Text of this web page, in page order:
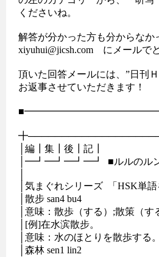
くださいね。
解答が分かった方も分からなか
xiyuhui@jicsh.com　にメール
頂いた回答メールには、”日刊
お返事させていただきます！
│編┃集┃後
│━┛━┛━┛━┛  ■ルルのルン
│気まぐれシリーズ  「HSK単
│散步 san4 bu4
│意味：散歩（する）;散策（す
│[例]在水滨散步。
│意味：水のほとりを散歩する。
│森林 sen1 lin2